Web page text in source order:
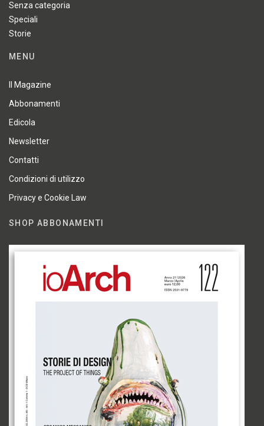
Senza categoria
Speciali
Storie
MENU
Il Magazine
Abbonamenti
Edicola
Newsletter
Contatti
Condizioni di utilizzo
Privacy e Cookie Law
SHOP ABBONAMENTI